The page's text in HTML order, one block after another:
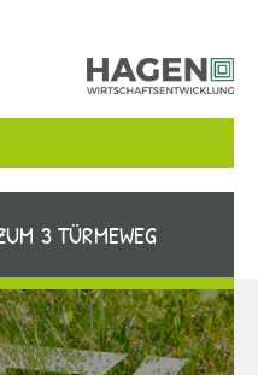
3 TÜRMEWEG